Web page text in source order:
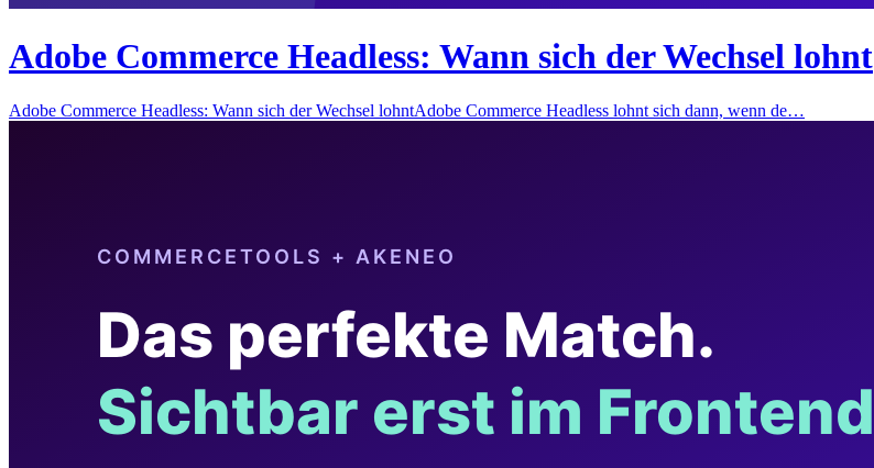
Adobe Commerce Headless: Wann sich der Wechsel lohnt
Adobe Commerce Headless: Wann sich der Wechsel lohntAdobe Commerce Headless lohnt sich dann, wenn de…